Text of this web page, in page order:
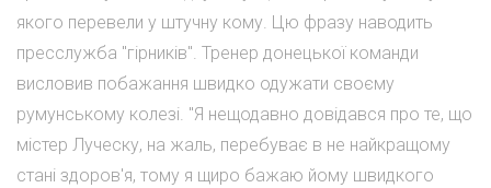
якого перевели у штучну кому. Цю фразу наводить
пресслужба "гірників". Тренер донецької команди
висловив побажання швидко одужати своєму
румунському колезі. "Я нещодавно довідався про те, що
містер Луческу, на жаль, перебуває в не найкращому
стані здоров'я, тому я щиро бажаю йому швидкого